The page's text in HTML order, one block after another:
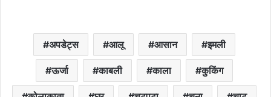
अपडेट्स आलू आसान इमली
ऊर्जा काबली काला कुकिंग